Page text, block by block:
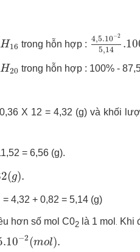
H16
H 16trong hỗn hợp :
4,5.10−2
5,14
4 ,5.10
H20
H 20trong hỗn hợp : 100% -
X 12 = 4,32 (g) và khối
= 6,56 (g).
(g).
82
4,32 + 0,82 = 5,14 (g)
hơn số mol C02là 1 mol Khi
−2(mol).
2(